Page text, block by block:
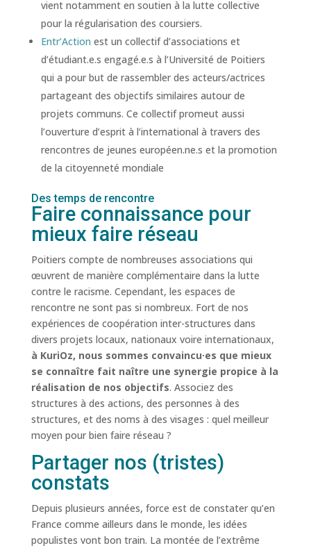
vient notamment en soutien à la lutte collective
pour la régularisation des coursiers.
Entr’Action est un collectif d’associations et
d’étudiant.e.s engagé.e.s à l’Université de Poitiers
qui a pour but de rassembler des acteurs/actrices
partageant des objectifs similaires autour de
projets communs. Ce collectif promeut aussi
l’ouverture d’esprit à l’international à travers des
rencontres de jeunes européen.ne.s et la promotion
de la citoyenneté mondiale
Des temps de rencontre
Faire connaissance pour
mieux faire réseau
Poitiers compte de nombreuses associations qui
œuvrent de manière complémentaire dans la lutte
contre le racisme. Cependant, les espaces de
rencontre ne sont pas si nombreux. Fort de nos
expériences de coopération inter-structures dans
divers projets locaux, nationaux voire internationaux,
à KuriOz, nous sommes convaincu·es que mieux
se connaître fait naître une synergie propice à la
réalisation de nos objectifs. Associez des
structures à des actions, des personnes à des
structures, et des noms à des visages : quel meilleur
moyen pour bien faire réseau ?
Partager nos (tristes)
constats
Depuis plusieurs années, force est de constater qu’en
France comme ailleurs dans le monde, les idées
populistes vont bon train. La montée de l’extrême